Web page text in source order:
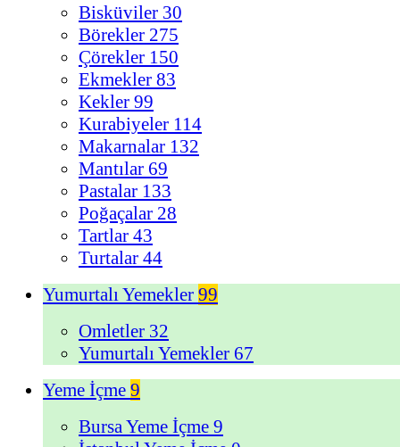
Bisküviler 30
Börekler 275
Çörekler 150
Ekmekler 83
Kekler 99
Kurabiyeler 114
Makarnalar 132
Mantılar 69
Pastalar 133
Poğaçalar 28
Tartlar 43
Turtalar 44
Yumurtalı Yemekler 99
Omletler 32
Yumurtalı Yemekler 67
Yeme İçme 9
Bursa Yeme İçme 9